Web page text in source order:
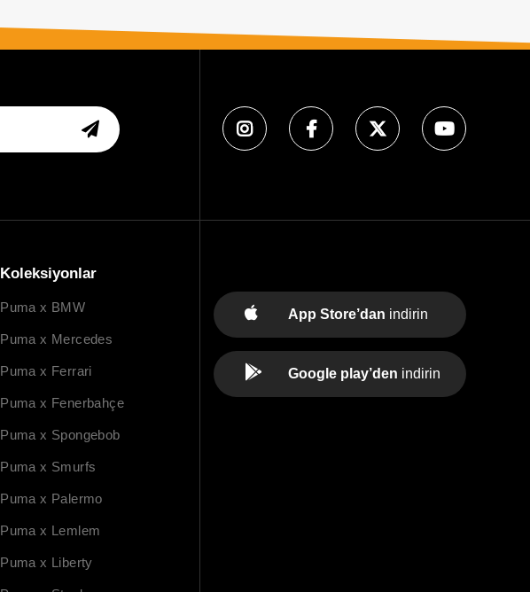
Koleksiyonlar
Puma x BMW
Puma x Mercedes
Puma x Ferrari
Puma x Fenerbahçe
Puma x Spongebob
Puma x Smurfs
Puma x Palermo
Puma x Lemlem
Puma x Liberty
App Store’dan indirin
Google play’den indirin